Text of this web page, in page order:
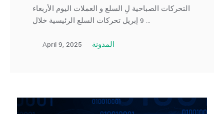
التحركات الصباحية لِ السلع و العملات اليوم الأربعاء
9 إبريل تحركات السلع الرئيسية خلال …
April 9, 2025 المدونة